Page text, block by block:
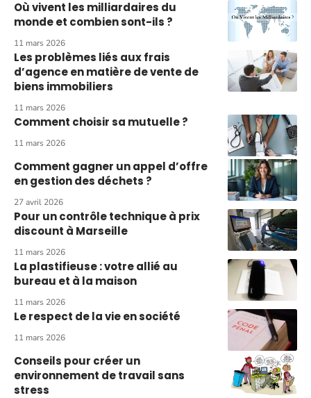
Où vivent les milliardaires du
monde et combien sont-ils ?
11 mars 2026
Les problèmes liés aux frais
d’agence en matière de vente de
biens immobiliers
11 mars 2026
Comment choisir sa mutuelle ?
11 mars 2026
Comment gagner un appel d’offre
en gestion des déchets ?
27 avril 2026
Pour un contrôle technique à prix
discount à Marseille
11 mars 2026
La plastifieuse : votre allié au
bureau et à la maison
11 mars 2026
Le respect de la vie en société
11 mars 2026
Conseils pour créer un
environnement de travail sans
stress